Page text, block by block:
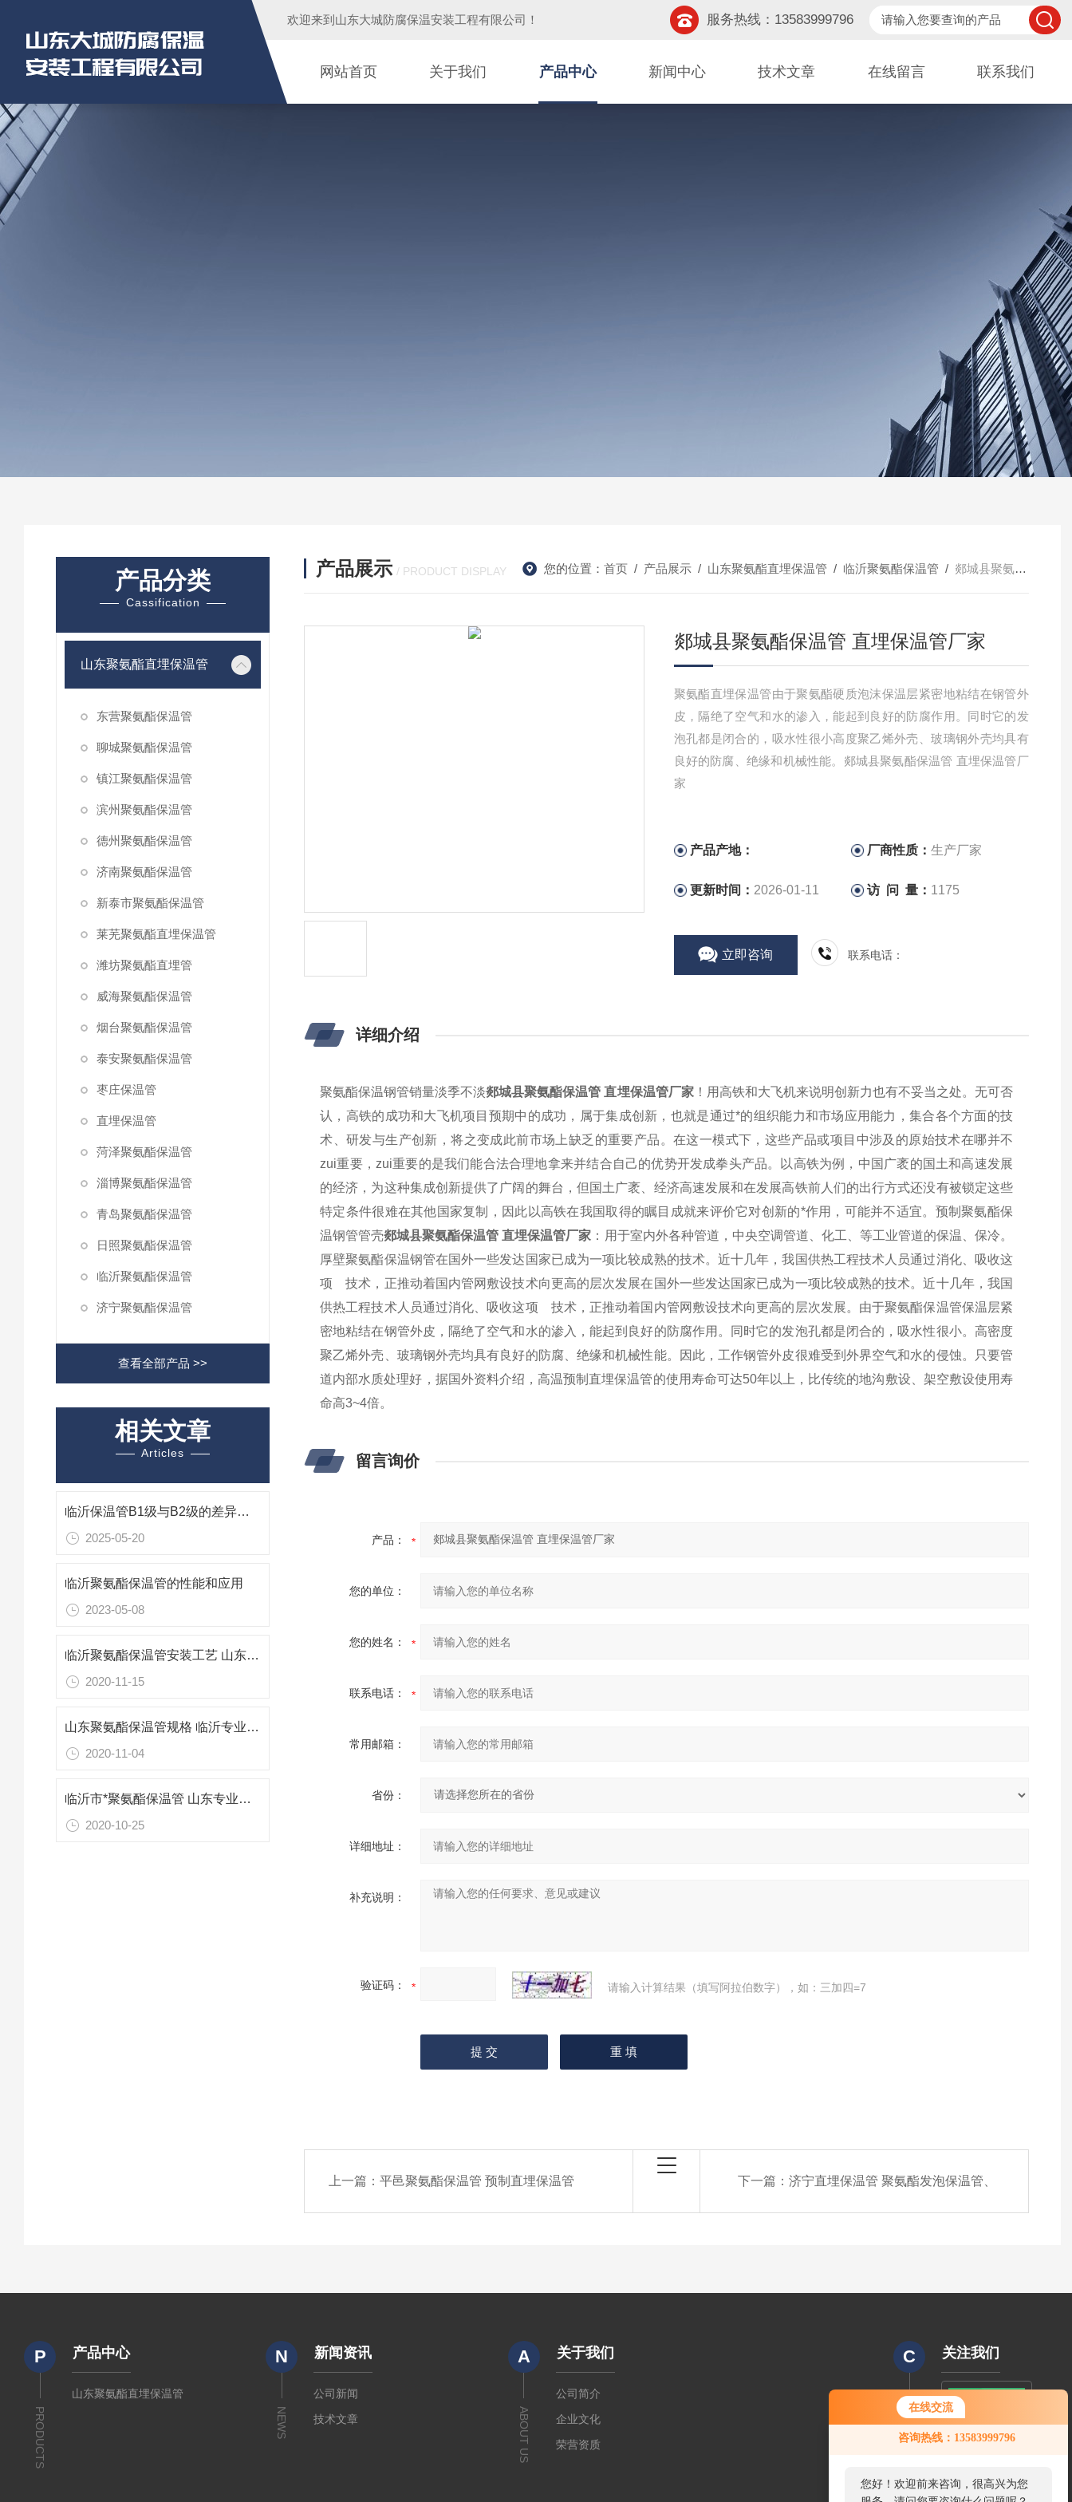
在线交流
咨询热线：13583999796
您好！欢迎前来咨询，很高兴为您
欢迎来到 山东大城防腐保温安装工程有限公司 ！ 服务热线：13583999796
网站首页 关于我们 产品中心 新闻中心 技术文章 在线留言 联系我们
产品分类
Cassification
山东聚氨酯直埋保温管
东营聚氨酯保温管
聊城聚氨酯保温管
镇江聚氨酯保温管
滨州聚氨酯保温管
德州聚氨酯保温管
济南聚氨酯保温管
新泰市聚氨酯保温管
莱芜聚氨酯直埋保温管
潍坊聚氨酯直埋管
威海聚氨酯保温管
烟台聚氨酯保温管
泰安聚氨酯保温管
枣庄保温管
直埋保温管
菏泽聚氨酯保温管
淄博聚氨酯保温管
青岛聚氨酯保温管
日照聚氨酯保温管
临沂聚氨酯保温管
济宁聚氨酯保温管
查看全部产品 >>
相关文章
Articles
临沂保温管B1级与B2级的差异解析与应用考量
2025-05-20
临沂聚氨酯保温管的性能和应用
2023-05-08
临沂聚氨酯保温管安装工艺 山东保温管生产厂家
2020-11-15
山东聚氨酯保温管规格 临沂专业防腐保温材料
2020-11-04
临沂市*聚氨酯保温管 山东专业防腐保温材料
2020-10-25
产品展示 / PRODUCT DISPLAY 您的位置： 首页/ 产品展示/ 山东聚氨酯直埋保温管 / 临沂聚氨酯保温管 / 郯城县聚氨酯保温管 直埋保温管厂家
郯城县聚氨酯保温管 直埋保温管厂家
聚氨酯直埋保温管由于聚氨酯硬质泡沫保温层紧密地粘结在钢管外
皮，隔绝了空气和水的渗入，能起到良好的防腐作用。同时它的发
泡孔都是闭合的，吸水性很小高度聚乙烯外壳、玻璃钢外壳均具有
良好的防腐、绝缘和机械性能。郯城县聚氨酯保温管 直埋保温管厂
家
产品产地： 厂商性质：生产厂家
更新时间： 2026-01-11 访 问 量： 1175
立即咨询 联系电话：
详细介绍
聚氨酯保温钢管销量淡季不淡郯城县聚氨酯保温管 直埋保温管厂家！用高铁和大飞机来说明创新力也有不妥当之处。无可否
认，高铁的成功和大飞机项目预期中的成功，属于集成创新，也就是通过*的组织能力和市场应用能力，集合各个方面的技
术、研发与生产创新，将之变成此前市场上缺乏的重要产品。在这一模式下，这些产品或项目中涉及的原始技术在哪并不
zui重要，zui重要的是我们能合法合理地拿来并结合自己的优势开发成拳头产品。以高铁为例，中国广袤的国土和高速发展
的经济，为这种集成创新提供了广阔的舞台，但国土广袤、经济高速发展和在发展高铁前人们的出行方式还没有被锁定这些
特定条件很难在其他国家复制，因此以高铁在我国取得的瞩目成就来评价它对创新的*作用，可能并不适宜。预制聚氨酯保
温钢管管壳郯城县聚氨酯保温管 直埋保温管厂家 ：用于室内外各种管道，中央空调管道、化工、等工业管道的保温、保冷。
厚壁聚氨酯保温钢管在国外一些发达国家已成为一项比较成熟的技术。近十几年，我国供热工程技术人员通过消化、吸收这
项 技术，正推动着国内管网敷设技术向更高的层次发展在国外一些发达国家已成为一项比较成熟的技术。近十几年，我国
供热工程技术人员通过消化、吸收这项 技术，正推动着国内管网敷设技术向更高的层次发展。由于聚氨酯保温管保温层紧
密地粘结在钢管外皮，隔绝了空气和水的渗入，能起到良好的防腐作用。
同时它的发泡孔都是闭合的，吸水性很小。高密度
聚乙烯外壳、玻璃钢外壳均具有良好的防腐、绝缘和机械性能。因此，工作钢管外皮很难受到外界空气和水的侵蚀。只要管
道内部水质处理好，据国外资料介绍，高温预制直埋保温管的使用寿命可达50年以上，比传统的地沟敷设、架空敷设使用寿
命高3~4倍。
留言询价
产品：
您的单位：
您的姓名：
联系电话：
常用邮箱：
省份：
详细地址：
补充说明：
验证码： 请输入计算结果（填写阿拉伯数字），如：三加四=7
上一篇：平邑聚氨酯保温管 预制直埋保温管 下一篇： 济宁直埋保温管 聚氨酯发泡保温管、
P
PRODUCTS
产品中心
山东聚氨酯直埋保温管
N
NEWS
新闻资讯
公司新闻
技术文章
A
ABOUT US
关于我们
公司简介
企业文化
荣营资质
C
CODE
关注我们